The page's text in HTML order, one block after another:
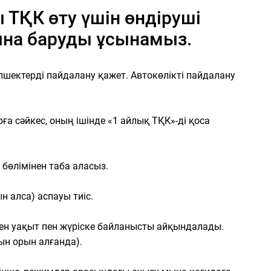
өту үшін өндіруші
баруды ұсынамыз.
пайдалану қажет. Автокөлікті пайдалану
сәйкес, оның ішінде «1 айлық ТҚК»-ді қоса
таба аласыз.
алса) аспауы тиіс.
уақыт пен жүріске байланысты айқындалады.
орын алғанда).